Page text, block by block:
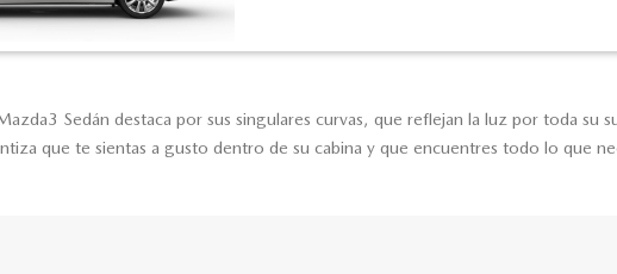
Sedán destaca por sus singulares curvas, que reflejan la luz por toda
que te sientas a gusto dentro de su cabina y que encuentres todo lo que